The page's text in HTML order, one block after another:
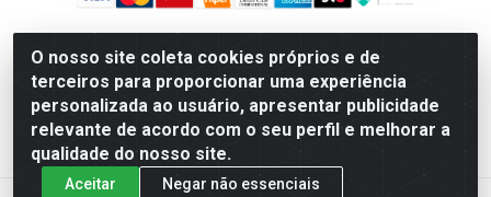
O nosso site coleta cookies próprios e de
terceiros para proporcionar uma experiência
personalizada ao usuário, apresentar publicidade
relevante de acordo com o seu perfil e melhorar a
qualidade do nosso site.
Aceitar Negar não essenciais
Distribuidora Prime LTDA - Av. Professor Nilton Lins, 781 -
Flores, Manaus/AM - CEP 69.058-030 - CNPJ:
10.717.750/0001-32